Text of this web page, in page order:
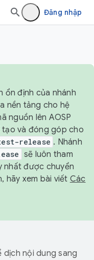
Đăng nhập
ổn định của nhánh
nền tảng cho hệ
nguồn lên AOSP
tạo và đóng góp cho
release . Nhánh
sẽ luôn tham
nhất được chuyển
hãy xem bài viết Các
nội dung sang